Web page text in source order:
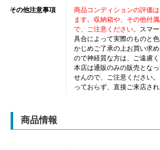
その他注意事項
商品コンディションの評価
ます。収納箱や、その他付
で、ご注意ください。
スマ
具合によって実際のものと
かじめご了承の上お買い求
ので神経質な方は、ご遠慮く
本店は通販のみの販売とな
せんので、ご注意ください
っておらず、直接ご来店さ
商品情報